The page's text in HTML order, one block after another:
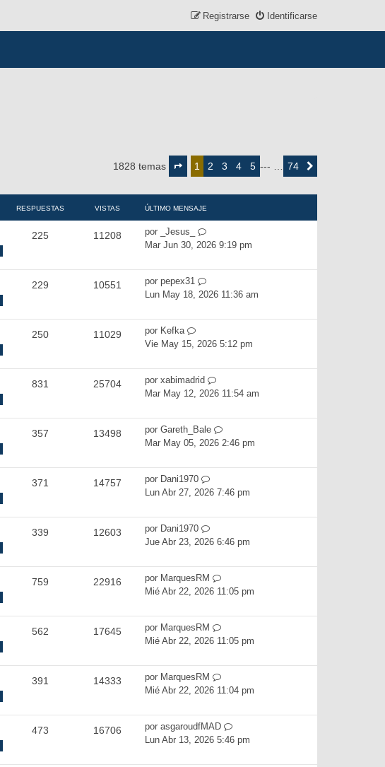
Identificarse
Registrarse
1828 temas
de
1 2 3 4 5 --- … 74
Siguiente
RESPUESTAS VISTAS ÚLTIMO MENSAJE
225 11208 por
_Jesus_
Mar Jun 30, 2026 9:19 pm
229 10551 por pepex31
Lun May 18, 2026 11:36 am
250 11029 por Kefka
Vie May 15, 2026 5:12 pm
831 25704 por xabimadrid
Mar May 12, 2026 11:54 am
357 13498 por Gareth_Bale
Mar May 05, 2026 2:46 pm
371 14757 por Dani1970
Lun Abr 27, 2026 7:46 pm
339 12603 por Dani1970
Jue Abr 23, 2026 6:46 pm
759 22916 por MarquesRM
Mié Abr 22, 2026 11:05 pm
562 17645 por MarquesRM
Mié Abr 22, 2026 11:05 pm
391 14333 por MarquesRM
Mié Abr 22, 2026 11:04 pm
473 16706 por asgaroudfMAD
Lun Abr 13, 2026 5:46 pm